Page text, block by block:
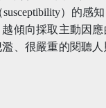
）的感
傾向採取主動因
、很嚴重的閱聽